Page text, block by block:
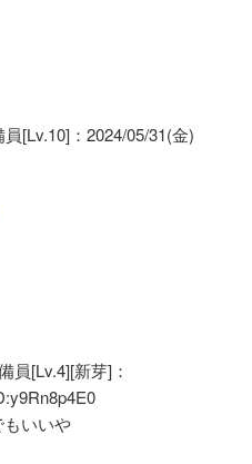
[Lv.10]：2024/05/31(金)
員[Lv.4][新芽]：
いいや